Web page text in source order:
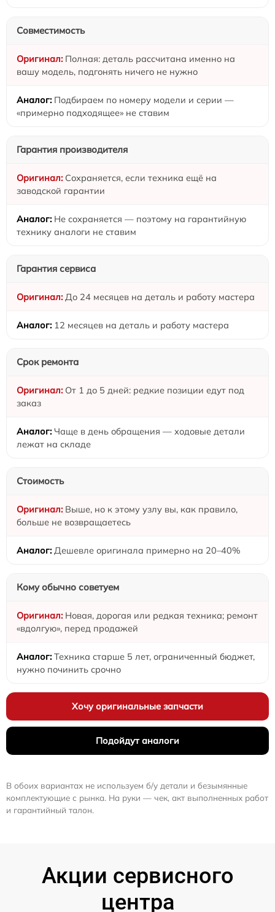
Совместимость
Полная: деталь рассчитана именно на
вашу модель, подгонять ничего не нужно
Подбираем по номеру модели и серии —
«примерно подходящее» не ставим
Гарантия производителя
Сохраняется, если техника ещё на
заводской гарантии
Не сохраняется — поэтому на гарантийную
технику аналоги не ставим
Гарантия сервиса
До 24 месяцев на деталь и работу мастера
12 месяцев на деталь и работу мастера
Срок ремонта
От 1 до 5 дней: редкие позиции едут под
заказ
Чаще в день обращения — ходовые детали
лежат на складе
Стоимость
Выше, но к этому узлу вы, как правило,
больше не возвращаетесь
Дешевле оригинала примерно на 20–40%
Кому обычно советуем
Новая, дорогая или редкая техника; ремонт
«вдолгую», перед продажей
Техника старше 5 лет, ограниченный бюджет,
нужно починить срочно
Хочу оригинальные запчасти
Подойдут аналоги
В обоих вариантах не используем б/у детали и безымянные
комплектующие с рынка. На руки — чек, акт выполненных работ
и гарантийный талон.
Акции сервисного
центра